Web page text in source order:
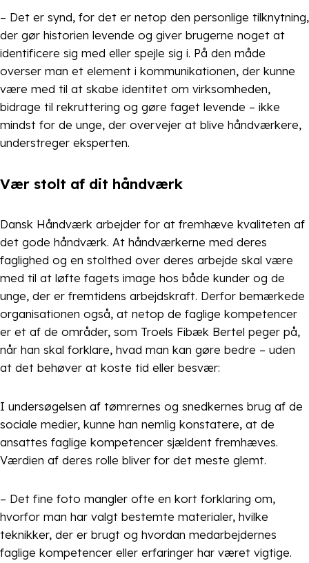
– Det er synd, for det er netop den personlige tilknytning,
der gør historien levende og giver brugerne noget at
identificere sig med eller spejle sig i. På den måde
overser man et element i kommunikationen, der kunne
være med til at skabe identitet om virksomheden,
bidrage til rekruttering og gøre faget levende – ikke
mindst for de unge, der overvejer at blive håndværkere,
understreger eksperten.
Vær stolt af dit håndværk
Dansk Håndværk arbejder for at fremhæve kvaliteten af
det gode håndværk. At håndværkerne med deres
faglighed og en stolthed over deres arbejde skal være
med til at løfte fagets image hos både kunder og de
unge, der er fremtidens arbejdskraft. Derfor bemærkede
organisationen også, at netop de faglige kompetencer
er et af de områder, som Troels Fibæk Bertel peger på,
når han skal forklare, hvad man kan gøre bedre – uden
at det behøver at koste tid eller besvær:
I undersøgelsen af tømrernes og snedkernes brug af de
sociale medier, kunne han nemlig konstatere, at de
ansattes faglige kompetencer sjældent fremhæves.
Værdien af deres rolle bliver for det meste glemt.
– Det fine foto mangler ofte en kort forklaring om,
hvorfor man har valgt bestemte materialer, hvilke
teknikker, der er brugt og hvordan medarbejdernes
faglige kompetencer eller erfaringer har været vigtige.